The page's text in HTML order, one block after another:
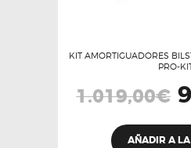
KIT AMORTIGUADORES
PRO-
1.019,00€
El
AÑADIR A LA